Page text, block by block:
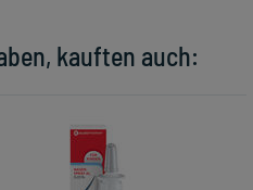
kauften auch: